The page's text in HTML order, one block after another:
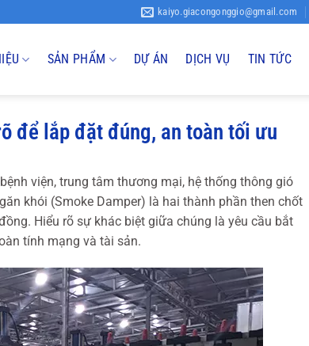
kaiyo.giacongonggio@gmail.com
SẢN PHẨM DỰ ÁN DỊCH VỤ TIN TỨC
để lắp đặt đúng, an toàn tối ưu
viện, trung tâm thương mại, hệ thống thông gió
khói (Smoke Damper) là hai thành phần then chốt
Hiểu rõ sự khác biệt giữa chúng là yêu cầu bắt
tính mạng và tài sản.